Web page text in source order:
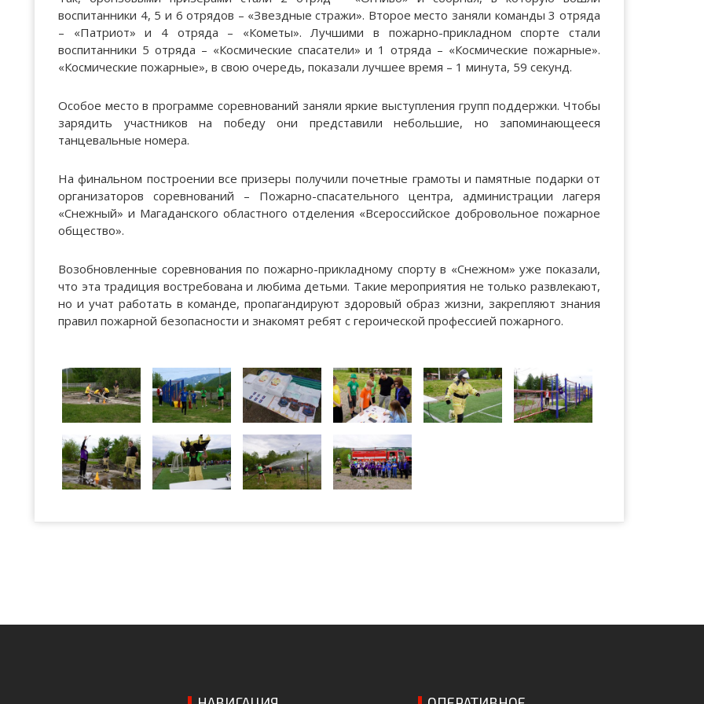
воспитанники 4, 5 и 6 отрядов – «Звездные стражи». Второе место заняли команды 3 отряда
– «Патриот» и 4 отряда – «Кометы». Лучшими в пожарно-прикладном спорте стали
воспитанники 5 отряда – «Космические спасатели» и 1 отряда – «Космические пожарные».
«Космические пожарные», в свою очередь, показали лучшее время – 1 минута, 59 секунд.
Особое место в программе соревнований заняли яркие выступления групп поддержки. Чтобы
зарядить участников на победу они представили небольшие, но запоминающееся
танцевальные номера.
На финальном построении все призеры получили почетные грамоты и памятные подарки от
организаторов соревнований – Пожарно-спасательного центра, администрации лагеря
«Снежный» и Магаданского областного отделения «Всероссийское добровольное пожарное
общество».
Возобновленные соревнования по пожарно-прикладному спорту в «Снежном» уже показали,
что эта традиция востребована и любима детьми. Такие мероприятия не только развлекают,
но и учат работать в команде, пропагандируют здоровый образ жизни, закрепляют знания
правил пожарной безопасности и знакомят ребят с героической профессией пожарного.